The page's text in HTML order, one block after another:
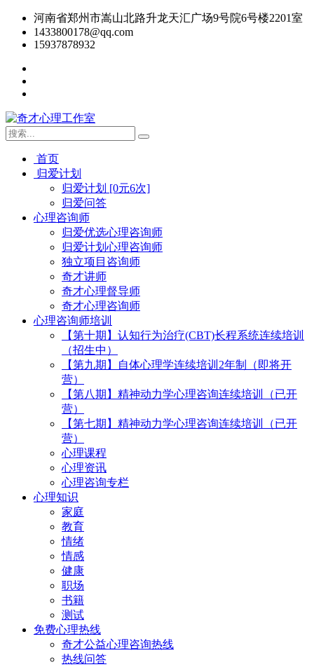
河南省郑州市嵩山北路升龙天汇广场9号院6号楼2201室
1433800178@qq.com
15937878932
首页
归爱计划
归爱计划 [0元6次]
归爱问答
心理咨询师
归爱优选心理咨询师
归爱计划心理咨询师
独立项目咨询师
奇才讲师
奇才心理督导师
奇才心理咨询师
心理咨询师培训
【第十期】认知行为治疗(CBT)长程系统连续培训
（招生中）
【第九期】自体心理学连续培训2年制（即将开
营）
【第八期】精神动力学心理咨询连续培训（已开
营）
【第七期】精神动力学心理咨询连续培训（已开
营）
心理课程
心理资讯
心理咨询专栏
心理知识
家庭
教育
情绪
情感
健康
职场
书籍
测试
免费心理热线
奇才公益心理咨询热线
热线问答